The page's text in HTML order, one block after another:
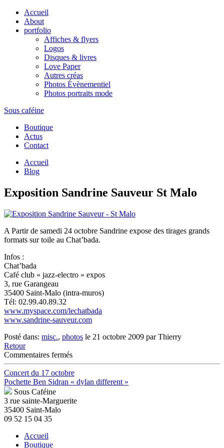
Accueil
About
portfolio
Affiches & flyers
Logos
Disques & livres
Love Paper
Autres créas
Photos Évènementiel
Photos portraits mode
Sous caféine
Boutique
Actus
Contact
Accueil
Blog
Exposition Sandrine Sauveur St Malo
A Partir de samedi 24 octobre Sandrine expose des tirages grands
formats sur toile au Chat’bada.
Infos :
Chat’bada
Café club « jazz-electro » expos
3, rue Garangeau
35400 Saint-Malo (intra-muros)
Tél: 02.99.40.89.32
www.myspace.com/lechatbada
www.sandrine-sauveur.com
Posté dans: misc., photos le 21 octobre 2009 par Thierry
Retour
Commentaires ferméssur
Exposition
Sandrine
Sauveur
Malo
Concert du 17 octobre
Pochette Ben Sidran « dylan different »
Sous Caféine
3 rue sainte-Marguerite
35400 Saint-Malo
09 52 15 04 35
Accueil
Boutique